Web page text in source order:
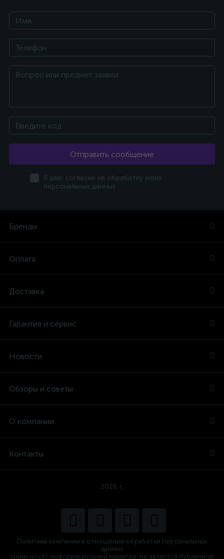
Отправить сообщение
Я даю согласие на обработку моих
персональных данных
Бренды
Оплата
Доставка
Гарантия и сервис
Новости
Обзоры и советы
О компании
Контакты
2026 г.
Политика компании в отношении обработки персональных
данных
Цены носят информационный характер, не является публичной